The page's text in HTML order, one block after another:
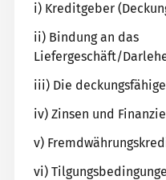
i) Kreditgeber
ii) Bindung an das
Liefergeschäft/
iii) Die
iv) Zinsen und
v)
vi)